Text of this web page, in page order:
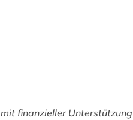
mit finanzieller Unterstützung